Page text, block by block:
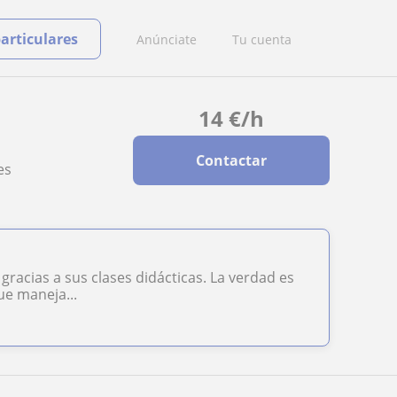
Anúnciate Tu cuenta
14€/h
Contactar
a sus clases didácticas. La verdad es
maneja...